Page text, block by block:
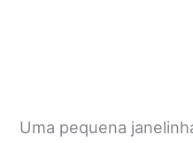
Uma pequena